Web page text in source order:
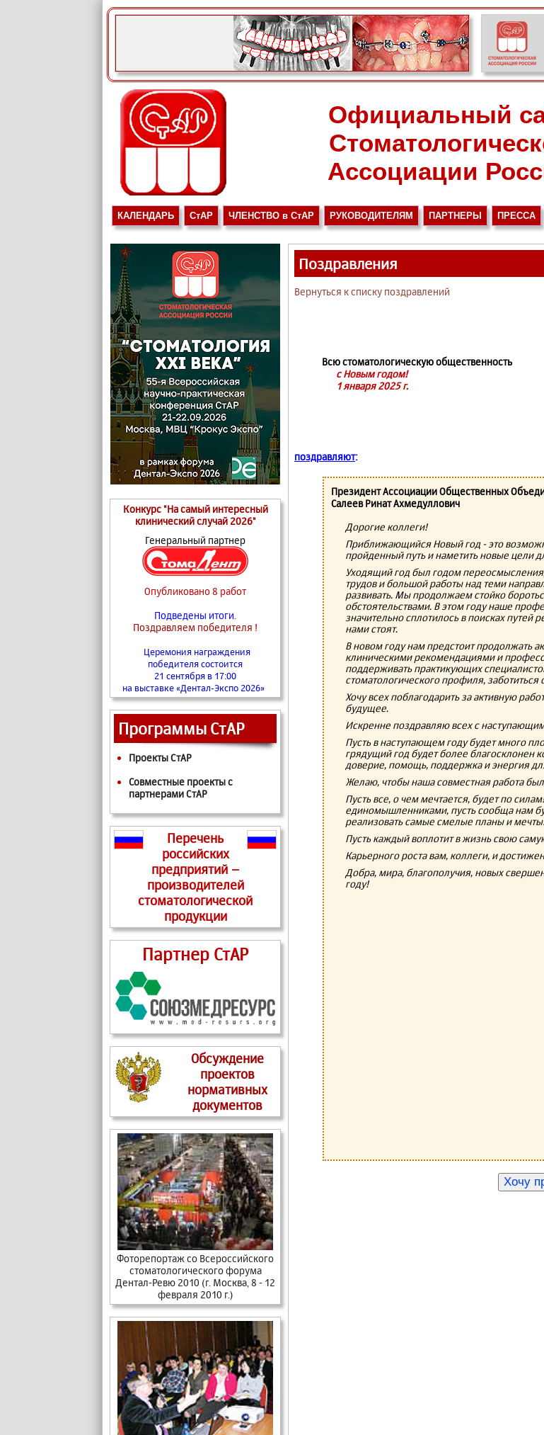
Официальный
Ассоциации
КАЛЕНДАРЬ СтАР ЧЛЕНСТВО в СтАР РУКОВОДИТЕЛЯМ ПАРТНЕРЫ ПРЕССА
Конкурс "На самый интересный
клинический случай 2026"
Генеральный партнер
Опубликовано 8 работ
Подведены итоги.
Поздравляем победителя !
Церемония награждения
победителя состоится
21 сентября в 17:00
на выставке «Дентал-Экспо 2026»
Программы СтАР
Проекты СтАР
Совместные проекты с
партнерами СтАР
Перечень
российских
предприятий –
производителей
стоматологической
продукции
Партнер СтАР
Обсуждение
проектов
нормативных
документов
Фоторепортаж со Всероссийского
стоматологического форума
Дентал-Ревю 2010 (г. Москва, 8 - 12
февраля 2010 г.)
Поздравления
Вернуться к списку поздравлений
Всю стоматологическую общественность
с Новым годом!
1 января 2025 г.
поздравляют:
Президент Ассоциации Общественных
Салеев Ринат Ахмедуллович
Дорогие коллеги!
Приближающийся Новый год - это
пройденный путь и наметить новые цели
Уходящий год был годом
трудов и большой работы над теми
развивать. Мы продолжаем стойко
обстоятельствами. В этом году наше
значительно сплотилось в поисках путей
нами стоят.
В новом году нам предстоит продолжать
клиническими рекомендациями и
поддерживать практикующих
стоматологического профиля,
Хочу всех поблагодарить за активную
будущее.
Искренне поздравляю всех с
Пусть в наступающем году будет много
грядущий год будет более благосклонен
доверие, помощь, поддержка и энергия
Желаю, чтобы наша совместная работа
Пусть все, о чем мечтается, будет по
единомышленниками, пусть сообща нам
реализовать самые смелые планы и
Пусть каждый воплотит в жизнь свою
Карьерного роста вам, коллеги, и
Добра, мира, благополучия, новых
году!